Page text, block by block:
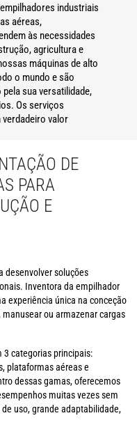
industriais
aéreas,
às necessidades
agricultura e
máquinas de alto
o mundo e são
sua versatilidade,
Os serviços
valor
DE
PARA
E
desenvolver soluções
Inventora da empilhador
experiência única na conceção
ou armazenar cargas
3 categorias principais:
plataformas aéreas e
dessas gamas, oferecemos
muitas vezes sem
uso, grande adaptabilidade,